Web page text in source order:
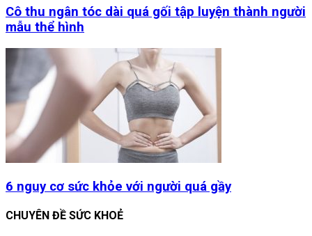
Cô thu ngân tóc dài quá gối tập luyện thành người
mẫu thể hình
6 nguy cơ sức khỏe với người quá gầy
CHUYÊN ĐỀ SỨC KHOẺ